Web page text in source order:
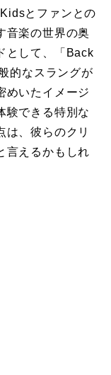
とファンとの
音楽の世界の奥
として、「Back
的なスラングが
めいたイメージ
験できる特別な
は、彼らのクリ
言えるかもしれ